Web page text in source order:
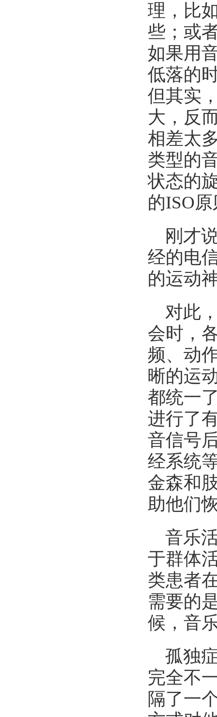
理，比
些；或
如果用
低落的
但其实
大，反
相差太
类型的
状态的
的ISO
刚才
经的电
的运动
对此
会时，
频、动
晰的运
都统一
进行了
音信号
经系统
金森和
助他们
音乐
于群体
类患者
需要的
候，音
孤独
完全不
隔了一